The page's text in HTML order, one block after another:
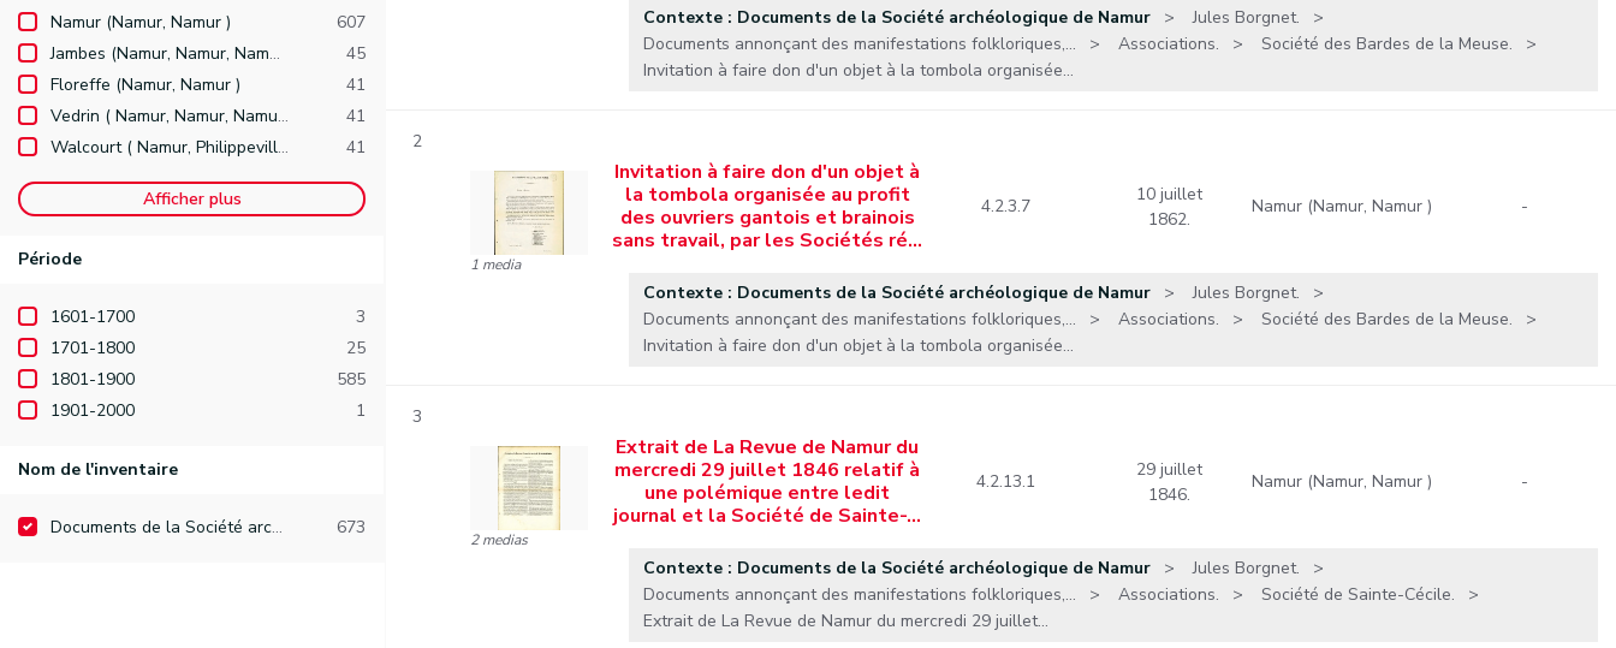
Namur (Namur, Namur )
607
Jambes (Namur, Namur, Namur )
45
Floreffe (Namur, Namur )
41
Vedrin ( Namur, Namur, Namur )
41
Walcourt ( Namur, Philippeville )
41
Afficher plus
Période
1601-1700
3
1701-1800
25
1801-1900
585
1901-2000
1
Nom de l'inventaire
Documents de la Société archéologique de Namur 673
Contexte : Documents de la Société archéologique de Namur
Jules Borgnet.
Documents annonçant des manifestations folkloriques,...
Associations.
Société des Bardes de la Meuse.
Invitation à faire don d'un objet à la tombola organisée...
2
1 media
Invitation à faire don d'un objet à
la tombola organisée au profit
des ouvriers gantois et brainois
sans travail, par les Sociétés ré…
4.2.3.7
10 juillet
1862.
Namur (Namur, Namur ) -
Contexte : Documents de la Société archéologique de Namur
Jules Borgnet.
Documents annonçant des manifestations folkloriques,...
Associations.
Société des Bardes de la Meuse.
Invitation à faire don d'un objet à la tombola organisée...
3
2 medias
Extrait de La Revue de Namur du
mercredi 29 juillet 1846 relatif à
une polémique entre ledit
journal et la Société de Sainte-…
4.2.13.1
29 juillet
1846.
Namur (Namur, Namur ) -
Contexte : Documents de la Société archéologique de Namur
Jules Borgnet.
Documents annonçant des manifestations folkloriques,...
Associations.
Société de Sainte-Cécile.
Extrait de La Revue de Namur du mercredi 29 juillet...